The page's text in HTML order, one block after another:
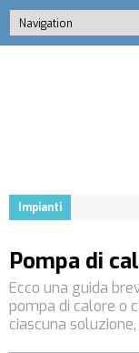
Impianti
Pompa di
Ecco una guida
pompa di calore o
ciascuna